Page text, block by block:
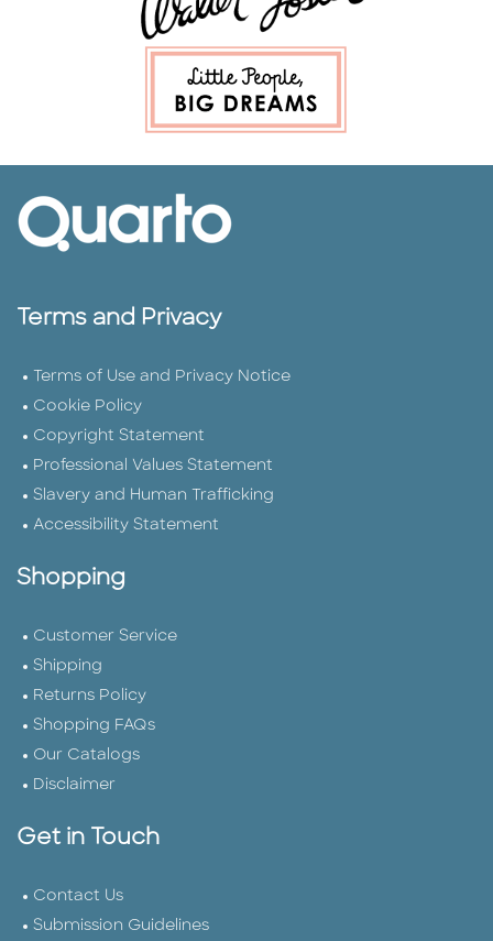
Terms and Privacy
Terms of Use and Privacy Notice
Cookie Policy
Copyright Statement
Professional Values Statement
Slavery and Human Trafficking
Accessibility Statement
Shopping
Customer Service
Shipping
Returns Policy
Shopping FAQs
Our Catalogs
Disclaimer
Get in Touch
Contact Us
Submission Guidelines